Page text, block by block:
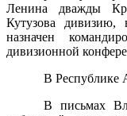
Ленина дважды
Кутузова
назначен
дивизионной
В Республике
В письмах